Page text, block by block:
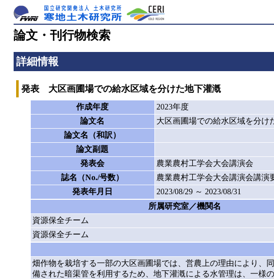
論文・刊行物検索
詳細情報
発表 大区画圃場での給水区域を分けた地下灌漑
作成年度
2023年度
論文名
大区画圃場での給水区域を分け
論文名（和訳）
論文副題
発表会
農業農村工学会大会講演会
誌名（No./号数）
農業農村工学会大会講演会講演
発表年月日
2023/08/29 ～ 2023/08/31
所属研究室／機関名
資源保全チーム
資源保全チーム
畑作物を栽培する一部の大区画圃場では、営農上の理由により、
備された暗渠管を利用するため、地下灌漑による水管理は、一様